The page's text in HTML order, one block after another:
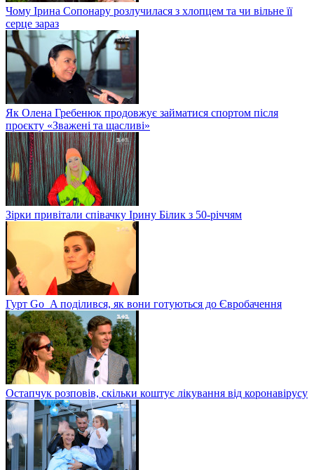
Чому Ірина Сопонару розлучилася з хлопцем та чи вільне її
серце зараз
Як Олена Гребенюк продовжує займатися спортом після
проєкту «Зважені та щасливі»
Зірки привітали співачку Ірину Білик з 50-річчям
Гурт Go_A поділився, як вони готуються до Євробачення
Остапчук розповів, скільки коштує лікування від коронавірусу